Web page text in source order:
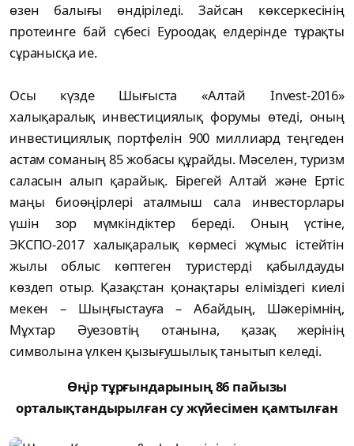
өзен балығы өндіріледі. Зайсан көксеркесінің
протеинге бай сүбесі Еуроодақ елдерінде тұрақты
сұранысқа ие.
Осы күзде Шығыста «Алтай Invest-2016»
халықаралық инвестициялық форумы өтеді, оның
инвестициялық портфелін 900 миллиард теңгеден
астам соманың 85 жобасы құрайды. Мәселен, туризм
саласын алып қарайық. Бірегей Алтай және Ертіс
маңы биоөңірлері аталмыш сала инвесторлары
үшін зор мүмкіндіктер береді. Оның үстіне,
ЭКСПО-2017 халықаралық көрмесі жұмыс істейтін
жылы облыс көптеген туристерді қабылдауды
көздеп отыр. Қазақстан қонақтары еліміздегі киелі
мекен – Шыңғыстауға – Абайдың, Шәкерімнің,
Мұхтар Әуезовтің отанына, қазақ жерінің
символына үлкен қызығушылық танытып келеді.
Өңір тұрғындарының 86 пайызы
орталықтандырылған су жүйесімен қамтылған